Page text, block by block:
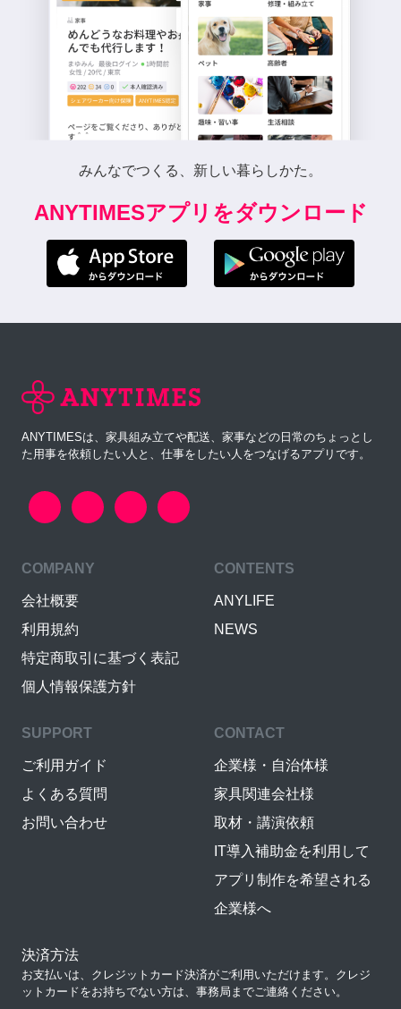
みんなでつくる、新しい暮らしかた。
ANYTIMESアプリをダウンロード
ANYTIMESは、家具組み立てや配送、家事などの日常のちょっとし
た用事を依頼したい人と、仕事をしたい人をつなげるアプリです。
COMPANY
会社概要
利用規約
特定商取引に基づく表記
個人情報保護方針
CONTENTS
ANYLIFE
NEWS
SUPPORT
ご利用ガイド
よくある質問
お問い合わせ
CONTACT
企業様・自治体様
家具関連会社様
取材・講演依頼
IT導入補助金を利用して
アプリ制作を希望される
企業様へ
決済方法
お支払いは、クレジットカード決済がご利用いただけます。クレジ
ットカードをお持ちでない方は、事務局までご連絡ください。